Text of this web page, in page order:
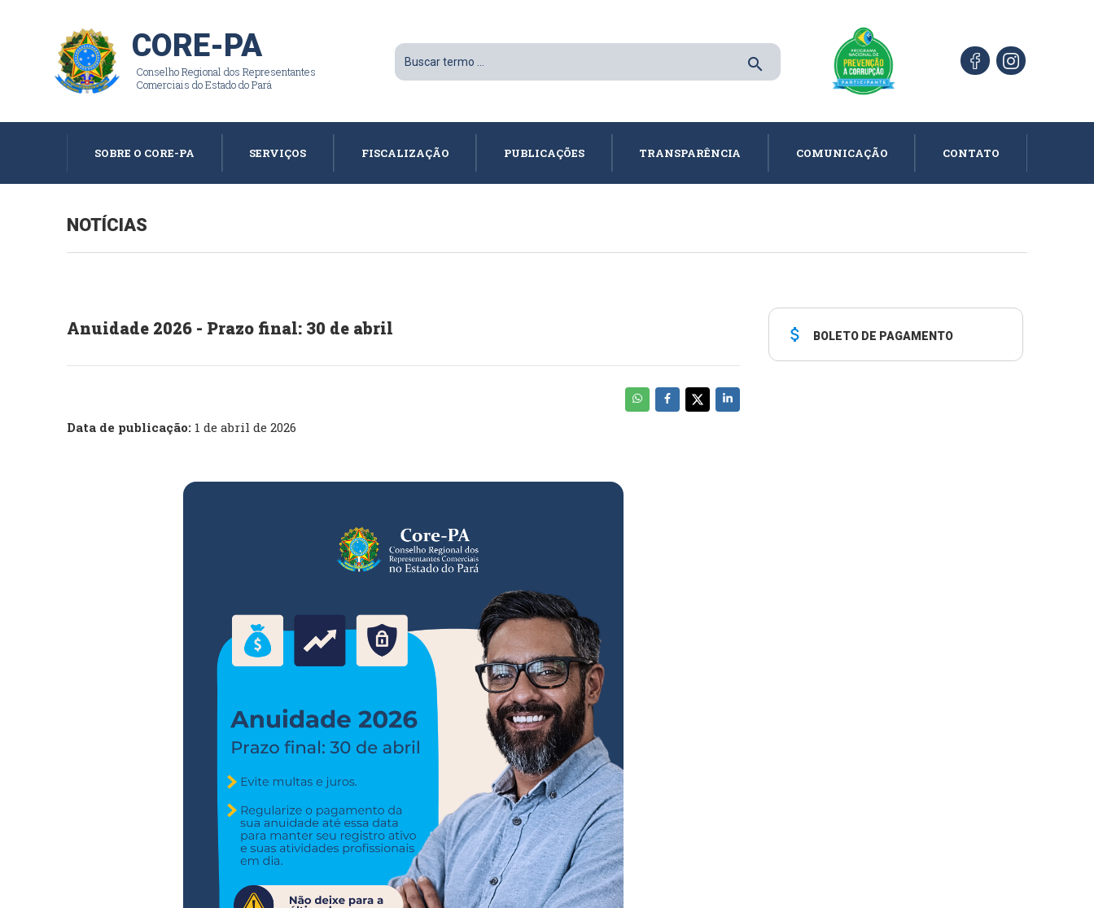
CORE-PA
Conselho Regional dos Representantes
Comerciais do Estado do Pará
search
SOBRE O CORE-PA SERVIÇOS FISCALIZAÇÃO PUBLICAÇÕES TRANSPARÊNCIA COMUNICAÇÃO CONTATO
NOTÍCIAS
Anuidade 2026 - Prazo final: 30 de abril
Data de publicação: 1 de abril de 2026
attach_money BOLETO DE PAGAMENTO